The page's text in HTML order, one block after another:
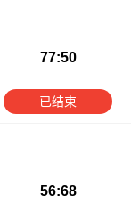
77:50
已结束
56:68